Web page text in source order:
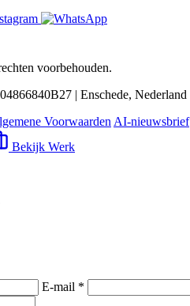
voorbehouden.
| Enschede, Nederland
Voorwaarden AI-nieuwsbrief
Bekijk Werk
E-mail *